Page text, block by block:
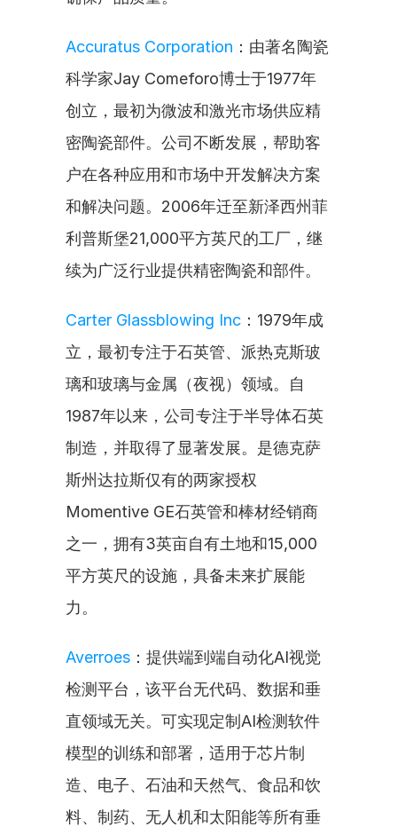
Accuratus Corporation ：由著名陶瓷
科学家Jay Comeforo博士于1977年
创立，最初为微波和激光市场供应精
密陶瓷部件。公司不断发展，帮助客
户在各种应用和市场中开发解决方案
和解决问题。2006年迁至新泽西州菲
利普斯堡21,000平方英尺的工厂，继
续为广泛行业提供精密陶瓷和部件。
Carter Glassblowing Inc ：1979年成
立，最初专注于石英管、派热克斯玻
璃和玻璃与金属（夜视）领域。自
1987年以来，公司专注于半导体石英
制造，并取得了显著发展。是德克萨
斯州达拉斯仅有的两家授权
Momentive GE石英管和棒材经销商
之一，拥有3英亩自有土地和15,000
平方英尺的设施，具备未来扩展能
力。
Averroes ：提供端到端自动化AI视觉
检测平台，该平台无代码、数据和垂
直领域无关。可实现定制AI检测软件
模型的训练和部署，适用于芯片制
造、电子、石油和天然气、食品和饮
料、制药、无人机和太阳能等所有垂